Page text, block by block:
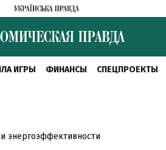
ИГРЫ ФИНАНСЫ СПЕЦПРОЕКТЫ
энергоэффективности